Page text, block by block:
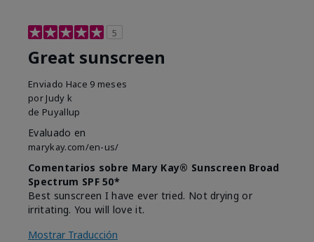
5
Great sunscreen
Enviado Hace 9 meses
por Judy k
de Puyallup
Evaluado en
marykay.com/en-us/
Comentarios sobre Mary Kay® Sunscreen Broad
Spectrum SPF 50*
Best sunscreen I have ever tried. Not drying or
irritating. You will love it.
Mostrar Traducción